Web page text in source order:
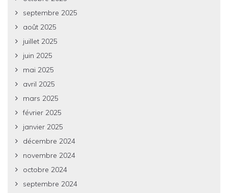
septembre 2025
août 2025
juillet 2025
juin 2025
mai 2025
avril 2025
mars 2025
février 2025
janvier 2025
décembre 2024
novembre 2024
octobre 2024
septembre 2024